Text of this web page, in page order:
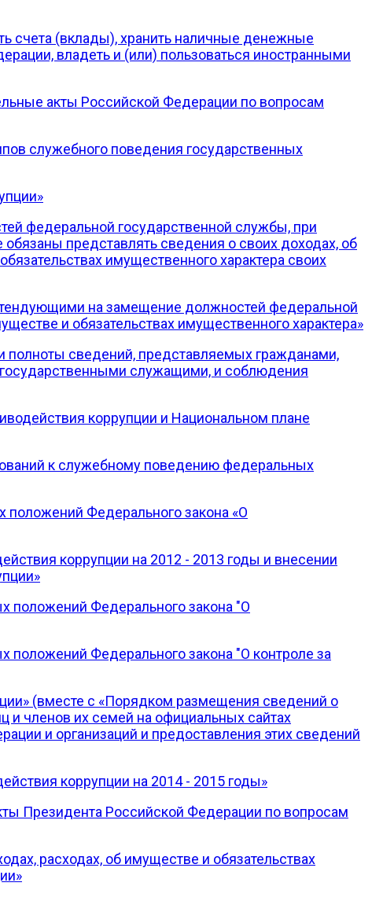
счета (вклады), хранить наличные денежные
владеть и (или) пользоваться иностранными
акты Российской Федерации по вопросам
служебного поведения государственных
федеральной государственной службы, при
представлять сведения о своих доходах, об
имущественного характера своих
на замещение должностей федеральной
и обязательствах имущественного характера»
полноты сведений, представляемых гражданами,
служащими, и соблюдения
коррупции и Национальном плане
к служебному поведению федеральных
положений Федерального закона «О
коррупции на 2012 - 2013 годы и внесении
положений Федерального закона "О
положений Федерального закона "О контроле за
(вместе с «Порядком размещения сведений о
и членов их семей на официальных сайтах
и организаций и предоставления этих сведений
коррупции на 2014 - 2015 годы»
Президента Российской Федерации по вопросам
расходах, об имуществе и обязательствах